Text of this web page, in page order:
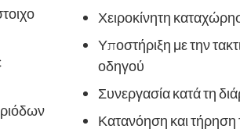
Χειροκίνητη
Υποστήριξη με την
οδηγού
Συνεργασία κατά τη
Κατανόηση και τήρηση